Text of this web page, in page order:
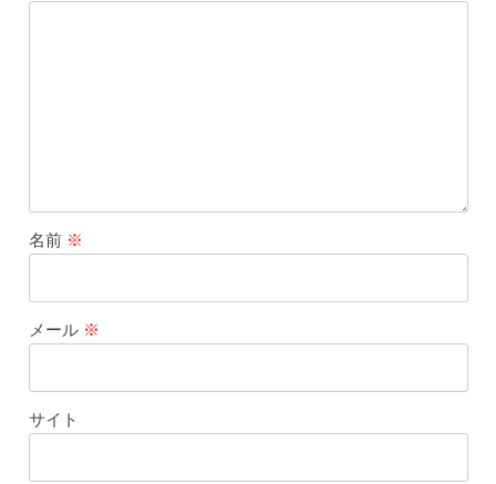
名前 ※
メール ※
サイト